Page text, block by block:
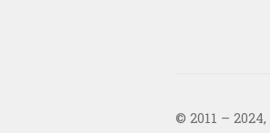
© 2011 – 2024,